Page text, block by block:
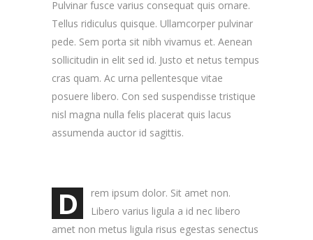
Pulvinar fusce varius consequat quis ornare.
Tellus ridiculus quisque. Ullamcorper pulvinar
pede. Sem porta sit nibh vivamus et. Aenean
sollicitudin in elit sed id. Justo et netus tempus
cras quam. Ac urna pellentesque vitae
posuere libero. Con sed suspendisse tristique
nisl magna nulla felis placerat quis lacus
assumenda auctor id sagittis.
D
rem ipsum dolor. Sit amet non.
Libero varius ligula a id nec libero
amet non metus ligula risus egestas senectus